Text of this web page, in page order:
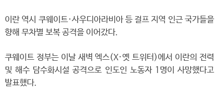
이란 역시 쿠웨이트·사우디아라비아 등 걸프 지역 인근 국가들을
향해 무차별 보복 공격을 이어갔다.
쿠웨이트 정부는 이날 새벽 엑스(X·옛 트위터)에서 이란의 전력
및 해수 담수화시설 공격으로 인도인 노동자 1명이 사망했다고
발표했다.